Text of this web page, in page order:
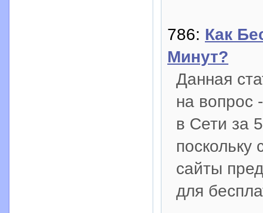
786: Как
Минут?
Данная
на вопрос
в Сети за
сайты
для